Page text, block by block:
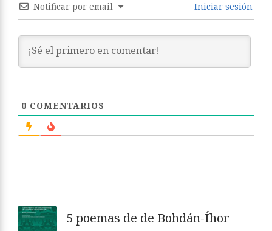
Notificar por email Iniciar sesión
0 COMENTARIOS
5 poemas de de Bohdán-Íhor